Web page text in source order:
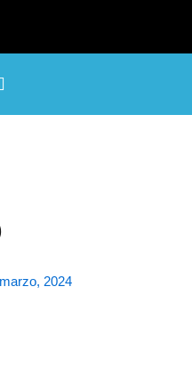
2024